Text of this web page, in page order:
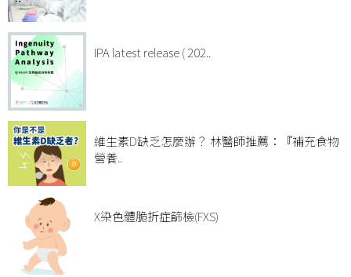
IPA latest release ( 202..
維生素D缺乏怎麼辦？ 林醫師推薦：『補充食物
營養..
X染色體脆折症篩檢(FXS)